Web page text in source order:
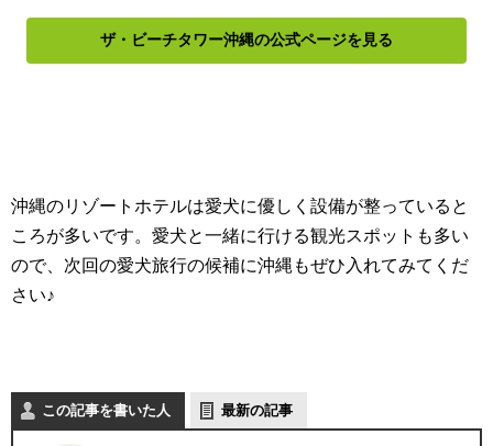
ザ・ビーチタワー沖縄の公式ページを見る
沖縄のリゾートホテルは愛犬に優しく設備が整っていると
ころが多いです。愛犬と一緒に行ける観光スポットも多い
ので、次回の愛犬旅行の候補に沖縄もぜひ入れてみてくだ
さい♪
この記事を書いた人 最新の記事